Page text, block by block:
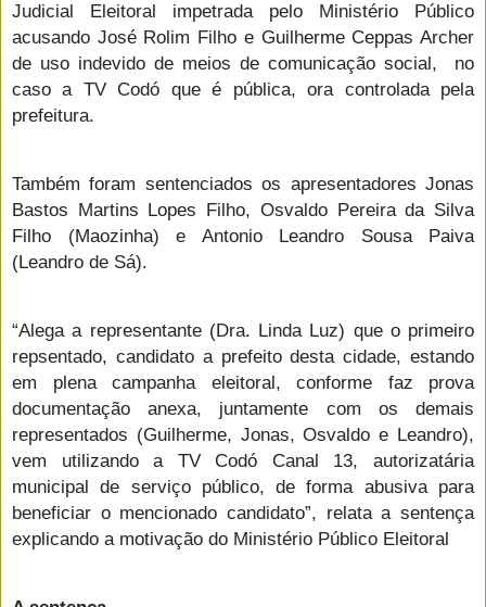
Judicial Eleitoral impetrada pelo Ministério Público
acusando José Rolim Filho e Guilherme Ceppas Archer
de uso indevido de meios de comunicação social, no
caso a TV Codó que é pública, ora controlada pela
prefeitura.
Também foram sentenciados os apresentadores Jonas
Bastos Martins Lopes Filho, Osvaldo Pereira da Silva
Filho (Maozinha) e Antonio Leandro Sousa Paiva
(Leandro de Sá).
“Alega a representante (Dra. Linda Luz) que o primeiro
repsentado, candidato a prefeito desta cidade, estando
em plena campanha eleitoral, conforme faz prova
documentação anexa, juntamente com os demais
representados (Guilherme, Jonas, Osvaldo e Leandro),
vem utilizando a TV Codó Canal 13, autorizatária
municipal de serviço público, de forma abusiva para
beneficiar o mencionado candidato”, relata a sentença
explicando a motivação do Ministério Público Eleitoral